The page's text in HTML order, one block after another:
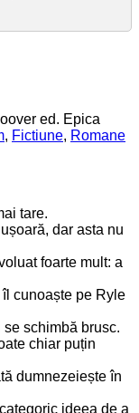
ed. Epica
, Fictiune, Romane
tare.
dar asta nu
foarte mult: a
cunoaște pe Ryle
schimbă brusc.
chiar puțin
dumnezeiește în
ideea de a